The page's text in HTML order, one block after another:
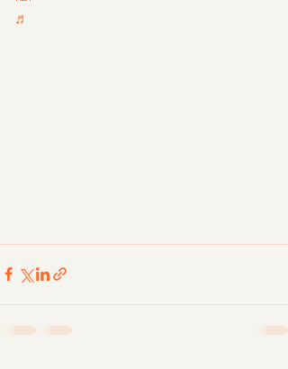
盛り上がって楽しいね。♬ｍ